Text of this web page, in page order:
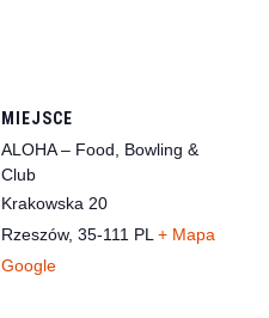
MIEJSCE
ALOHA – Food, Bowling &
Club
Krakowska 20
Rzeszów, 35-111 PL + Mapa
Google